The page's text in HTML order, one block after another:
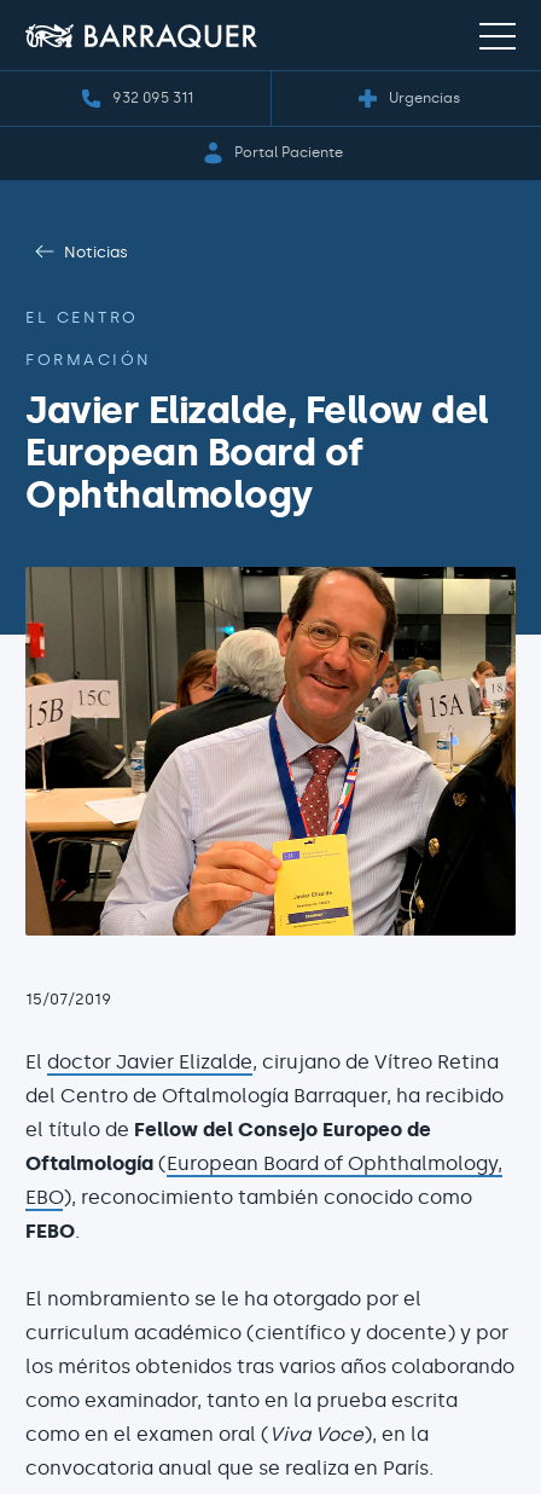
932 095 311 Urgencias
Portal Paciente
Noticias
EL CENTRO
FORMACIÓN
Javier Elizalde, Fellow del
European Board of
Ophthalmology
15/07/2019
El doctor Javier Elizalde, cirujano de Vítreo Retina
del Centro de Oftalmología Barraquer, ha recibido
el título de Fellow del Consejo Europeo de
Oftalmología (European Board of Ophthalmology,
EBO), reconocimiento también conocido como
FEBO
El nombramiento se le ha otorgado por el
curriculum académico (científico y docente) y por
los méritos obtenidos tras varios años colaborando
como examinador, tanto en la prueba escrita
como en el examen oral ( Viva Voce), en la
convocatoria anual que se realiza en París.